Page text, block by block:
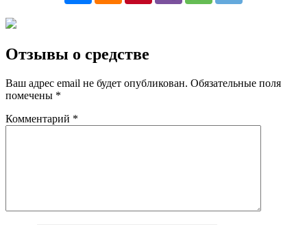
Отзывы о средстве
Ваш адрес email не будет опубликован. Обязательные поля
помечены *
Комментарий *